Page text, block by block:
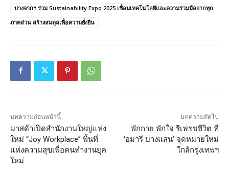
บางจากฯ ร่วม Sustainability Expo 2025 เชื่อมเทคโนโลยีและความร่วมมือจากทุก
ภาคส่วน สร้างสมดุลเพื่อความยั่งยืน
บทความก่อนหน้านี้
มาสด้าเปิดสำนักงานใหญ่แห่ง
ใหม่ “Joy Workplace” พื้นที่
แห่งความสุขเพื่อคนทำงานยุค
ใหม่
บทความถัดไป
พักกาย พักใจ รีเฟรชชีวิต ที่
‘อมารี บางแสน’ จุดหมายใหม่
ใกล้กรุงเทพฯ